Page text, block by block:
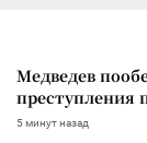
Медведев
преступления
5 минут назад